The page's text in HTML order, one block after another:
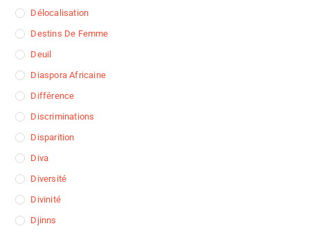
Délocalisation
Destins De Femme
Deuil
Diaspora Africaine
Différence
Discriminations
Disparition
Diva
Diversité
Divinité
Djinns